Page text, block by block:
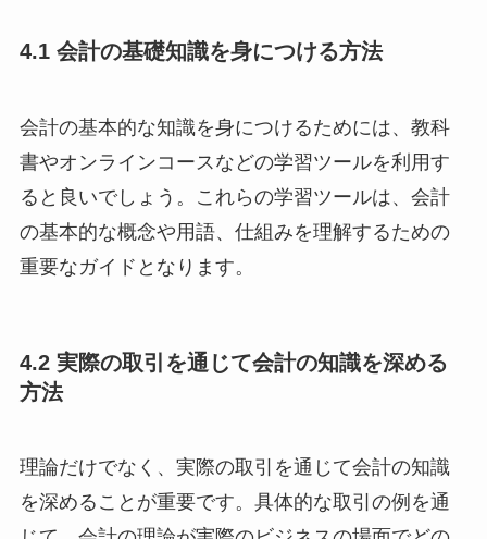
4.1 会計の基礎知識を身につける方法
会計の基本的な知識を身につけるためには、教科
書やオンラインコースなどの学習ツールを利用す
ると良いでしょう。これらの学習ツールは、会計
の基本的な概念や用語、仕組みを理解するための
重要なガイドとなります。
4.2 実際の取引を通じて会計の知識を深める
方法
理論だけでなく、実際の取引を通じて会計の知識
を深めることが重要です。具体的な取引の例を通